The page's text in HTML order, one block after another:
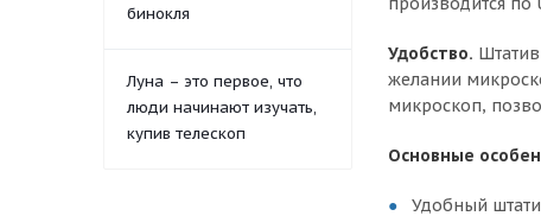
Удобство.
желании
микроскоп,
Основные
Удобный
бинокля
Луна – это первое, что
люди начинают изучать,
купив телескоп